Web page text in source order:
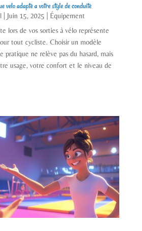
velo adapte a votre style de conduite
| Juin 15, 2025
Équipement
lors de vos sorties à vélo représente
tout cycliste. Choisir un modèle
pratique ne relève pas du hasard, mais
usage, votre confort et le niveau de